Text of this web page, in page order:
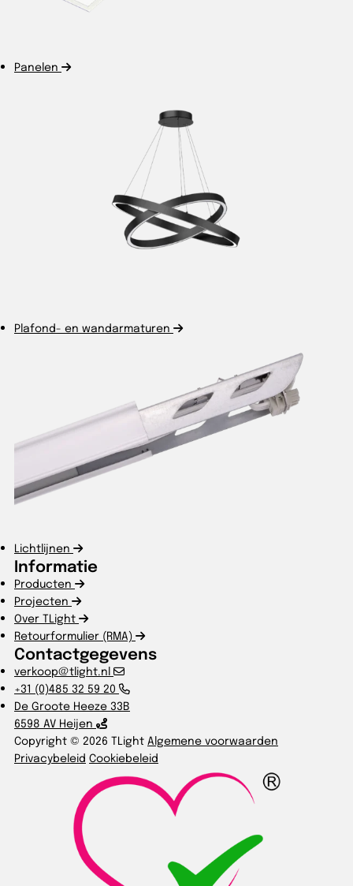
Panelen
Plafond- en wandarmaturen
Lichtlijnen
Informatie
Producten
Projecten
Over TLight
Retourformulier (RMA)
Contactgegevens
verkoop@tlight.nl
+31 (0)485 32 59 20
De Groote Heeze 33B
6598 AV Heijen
Copyright © 2026 TLight Algemene voorwaarden
Privacybeleid Cookiebeleid